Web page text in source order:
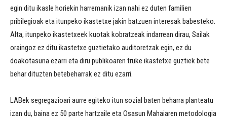
egin ditu ikasle horiekin harremanik izan nahi ez duten familien
pribilegioak eta itunpeko ikastetxe jakin batzuen interesak babesteko.
Alta, itunpeko ikastetxeek kuotak kobratzeak indarrean dirau, Sailak
oraingoz ez ditu ikastetxe guztietako auditoretzak egin, ez du
doakotasuna ezarri eta diru publikoaren truke ikastetxe guztiek bete
behar dituzten betebeharrak ez ditu ezarri.
LABek segregazioari aurre egiteko itun sozial baten beharra planteatu
izan du, baina ez 50 parte hartzaile eta Osasun Mahaiaren metodologia